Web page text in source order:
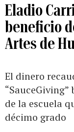
Eladio
beneficio
Artes de
El dinero
de la escuela
décimo grado